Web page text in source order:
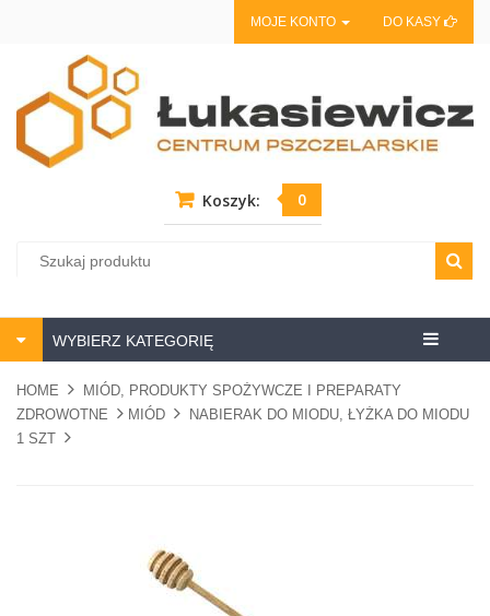
MOJE KONTO DO KASY
Koszyk: 0
Centrum
WYBIERZ KATEGORIĘ
HOME
MIÓD, PRODUKTY SPOŻYWCZE I PREPARATY
ZDROWOTNE
MIÓD
NABIERAK DO MIODU, ŁYŻKA DO MIODU
1 SZT